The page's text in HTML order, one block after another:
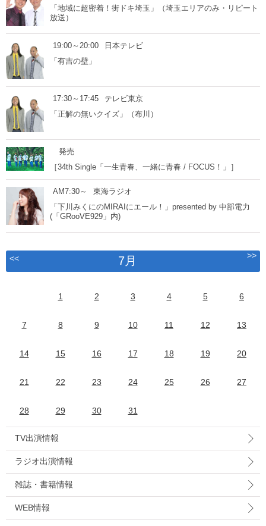
「地域に超密着！街ドキ埼玉」（埼玉エリアのみ・リピート
放送）
19:00～20:00
日本テレビ
「有吉の壁」
17:30～17:45
テレビ東京
「正解の無いクイズ」（布川）
発売
［34th Single「一生青春、一緒に青春 / FOCUS！」］
AM7:30～
東海ラジオ
「下川みくにのMIRAIにエール！」presented by 中部電力
(「GRooVE929」内)
<< 7月 >>
1 2 3 4 5 6
7 8 9 10 11 12 13
14 15 16 17 18 19 20
21 22 23 24 25 26 27
28 29 30 31
TV出演情報
ラジオ出演情報
雑誌・書籍情報
WEB情報